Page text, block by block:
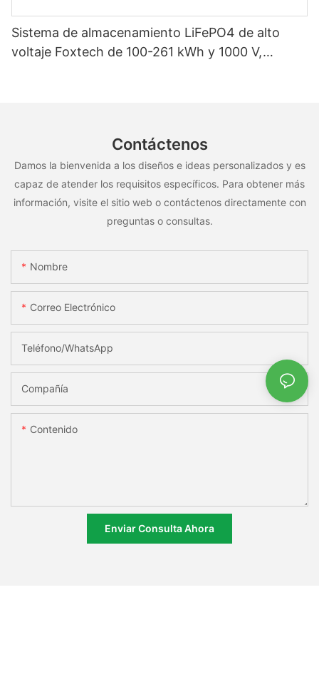
Sistema de almacenamiento LiFePO4 de alto
voltaje Foxtech de 100-261 kWh y 1000 V,
Contáctenos
Damos la bienvenida a los diseños e ideas personalizados y es
capaz de atender los requisitos específicos. Para obtener más
información, visite el sitio web o contáctenos directamente con
preguntas o consultas.
Nombre
Correo Electrónico
Teléfono/WhatsApp
Compañía
Contenido
Enviar Consulta Ahora